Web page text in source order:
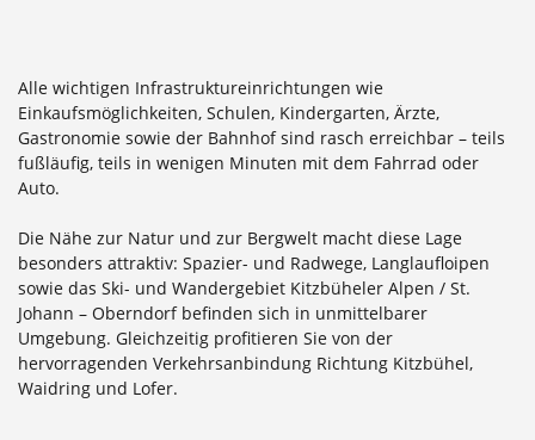
Alle wichtigen Infrastruktureinrichtungen wie
Einkaufsmöglichkeiten, Schulen, Kindergarten, Ärzte,
Gastronomie sowie der Bahnhof sind rasch erreichbar – teils
fußläufig, teils in wenigen Minuten mit dem Fahrrad oder
Auto.
Die Nähe zur Natur und zur Bergwelt macht diese Lage
besonders attraktiv: Spazier- und Radwege, Langlaufloipen
sowie das Ski- und Wandergebiet Kitzbüheler Alpen / St.
Johann – Oberndorf befinden sich in unmittelbarer
Umgebung. Gleichzeitig profitieren Sie von der
hervorragenden Verkehrsanbindung Richtung Kitzbühel,
Waidring und Lofer.